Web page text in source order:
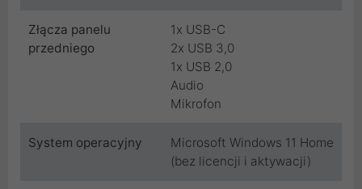
Złącza panelu
przedniego
1x USB-C
2x USB 3,0
1x USB 2,0
Audio
Mikrofon
System operacyjny
Microsoft Windows 11 Home
(bez licencji i aktywacji)